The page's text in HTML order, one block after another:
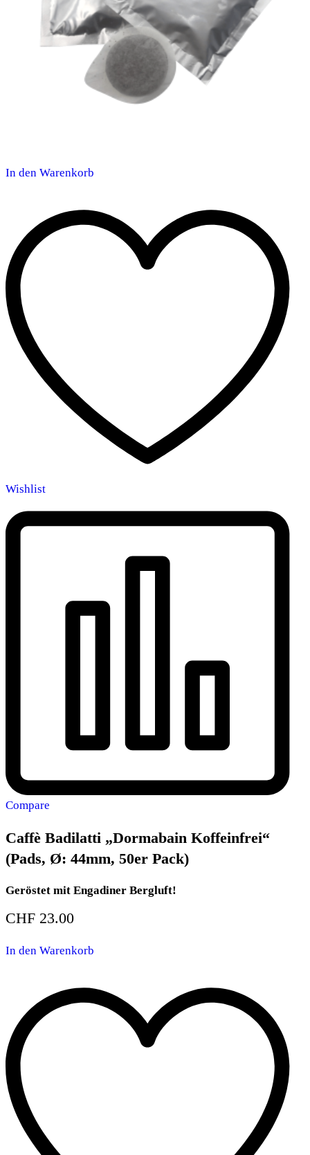
In den Warenkorb
Wishlist
Compare
Caffè Badilatti „Dormabain Koffeinfrei“
(Pads, Ø: 44mm, 50er Pack)
Geröstet mit Engadiner Bergluft!
CHF 23.00
In den Warenkorb